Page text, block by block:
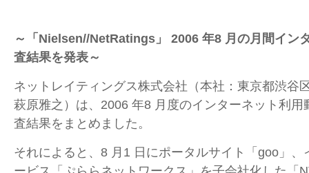
～「Nielsen//NetRatings」 2006 年8 月の月間イン
査結果を発表～
ネットレイティングス株式会社（本社：東京都渋谷
萩原雅之）は、2006 年8 月度のインターネット利用
査結果をまとめました。
それによると、8 月1 日にポータルサイト「goo」